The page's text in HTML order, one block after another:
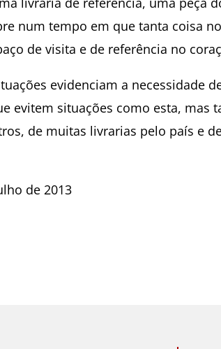
num tempo em que tanta coisa
de visita e de referência no
evidenciam a necessidade
evitem situações como esta, mas
de muitas livrarias pelo país e
de 2013